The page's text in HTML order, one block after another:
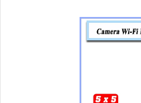
quét tự...